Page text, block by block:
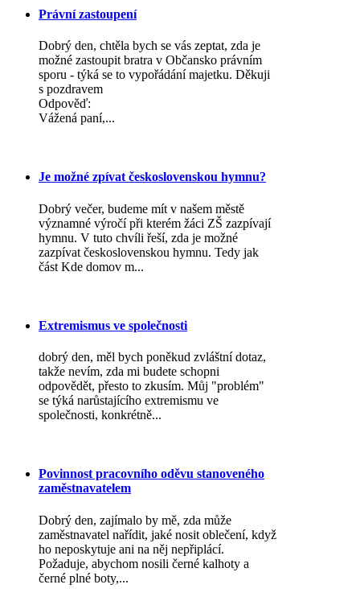
Právní zastoupení
Dobrý den, chtěla bych se vás zeptat, zda je
možné zastoupit bratra v Občansko právním
sporu - týká se to vypořádání majetku. Děkuji
s pozdravem
Odpověď:
Vážená paní,...
Je možné zpívat československou hymnu?
Dobrý večer, budeme mít v našem městě
významné výročí při kterém žáci ZŠ zazpívají
hymnu. V tuto chvíli řeší, zda je možné
zazpívat československou hymnu. Tedy jak
část Kde domov m...
Extremismus ve společnosti
dobrý den, měl bych poněkud zvláštní dotaz,
takže nevím, zda mi budete schopni
odpovědět, přesto to zkusím. Můj "problém"
se týká narůstajícího extremismu ve
společnosti, konkrétně...
Povinnost pracovního oděvu stanoveného
zaměstnavatelem
Dobrý den, zajímalo by mě, zda může
zaměstnavatel nařídit, jaké nosit oblečení, když
ho neposkytuje ani na něj nepřiplácí.
Požaduje, abychom nosili černé kalhoty a
černé plné boty,...